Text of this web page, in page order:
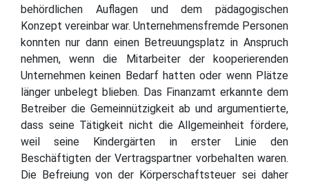
behördlichen Auflagen und dem pädagogischen
Konzept vereinbar war. Unternehmensfremde Personen
konnten nur dann einen Betreuungsplatz in Anspruch
nehmen, wenn die Mitarbeiter der kooperierenden
Unternehmen keinen Bedarf hatten oder wenn Plätze
länger unbelegt blieben. Das Finanzamt erkannte dem
Betreiber die Gemeinnützigkeit ab und argumentierte,
dass seine Tätigkeit nicht die Allgemeinheit fördere,
weil seine Kindergärten in erster Linie den
Beschäftigten der Vertragspartner vorbehalten waren.
Die Befreiung von der Körperschaftsteuer sei daher